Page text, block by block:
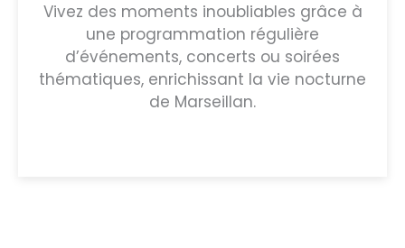
Vivez des moments inoubliables grâce à
une programmation régulière
d’événements, concerts ou soirées
thématiques, enrichissant la vie nocturne
de Marseillan.